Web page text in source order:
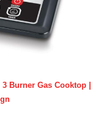
Burner Gas Cooktop |